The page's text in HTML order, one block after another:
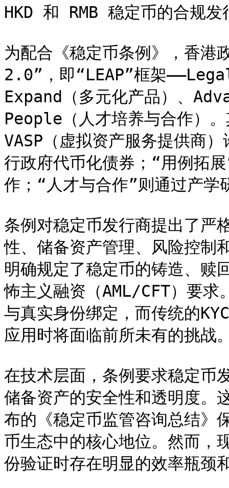
HKD 和 RMB 稳定币的合规发
为配合《稳定币条例》，香港
2.0”，即“LEAP”框架
Expand（多元化产品）、
People（人才培养与合作）
VASP（虚拟资产服务提供商
行政府代币化债券；“用例拓
作；“人才与合作”则通过产学
条例对稳定币发行商提出了严
性、储备资产管理、风险控制
明确规定了稳定币的铸造、赎
怖主义融资（AML/CFT）要求
与真实身份绑定，而传统的
应用时将面临前所未有的挑战
在技术层面，条例要求稳定币
储备资产的安全性和透明度。
布的《稳定币监管咨询总结》
币生态中的核心地位。然而，
份验证时存在明显的效率瓶颈